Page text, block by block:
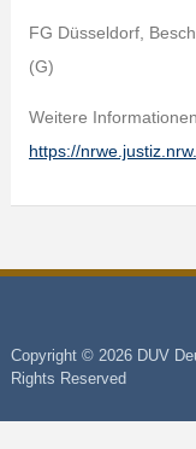
FG Düsseldorf,
(G)
Weitere
https://
Copyright © 2026 DUV
Rights Reserved